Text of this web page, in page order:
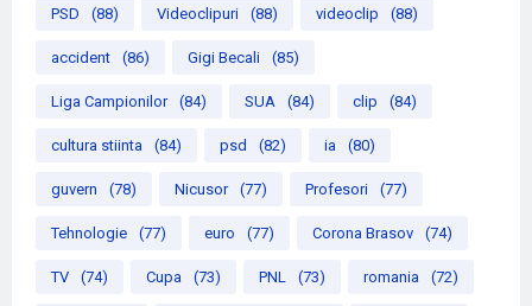
PSD (88) Videoclipuri (88) videoclip (88)
accident (86) Gigi Becali (85)
Liga Campionilor (84) SUA (84) clip (84)
cultura stiinta (84) psd (82) ia (80)
guvern (78) Nicusor (77) Profesori (77)
Tehnologie (77) euro (77) Corona Brasov (74)
TV (74) Cupa (73) PNL (73) romania (72)